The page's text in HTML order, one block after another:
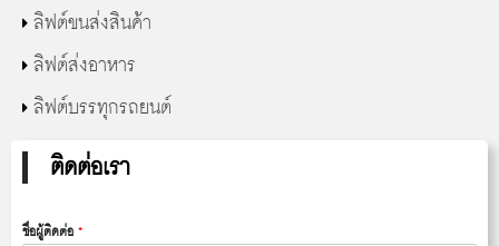
ลิฟต์ขนส่งสินค้า
ลิฟต์ส่งอาหาร
ลิฟต์บรรทุกรถยนต์
ติดต่อเรา
ชื่อผู้ติดต่อ*